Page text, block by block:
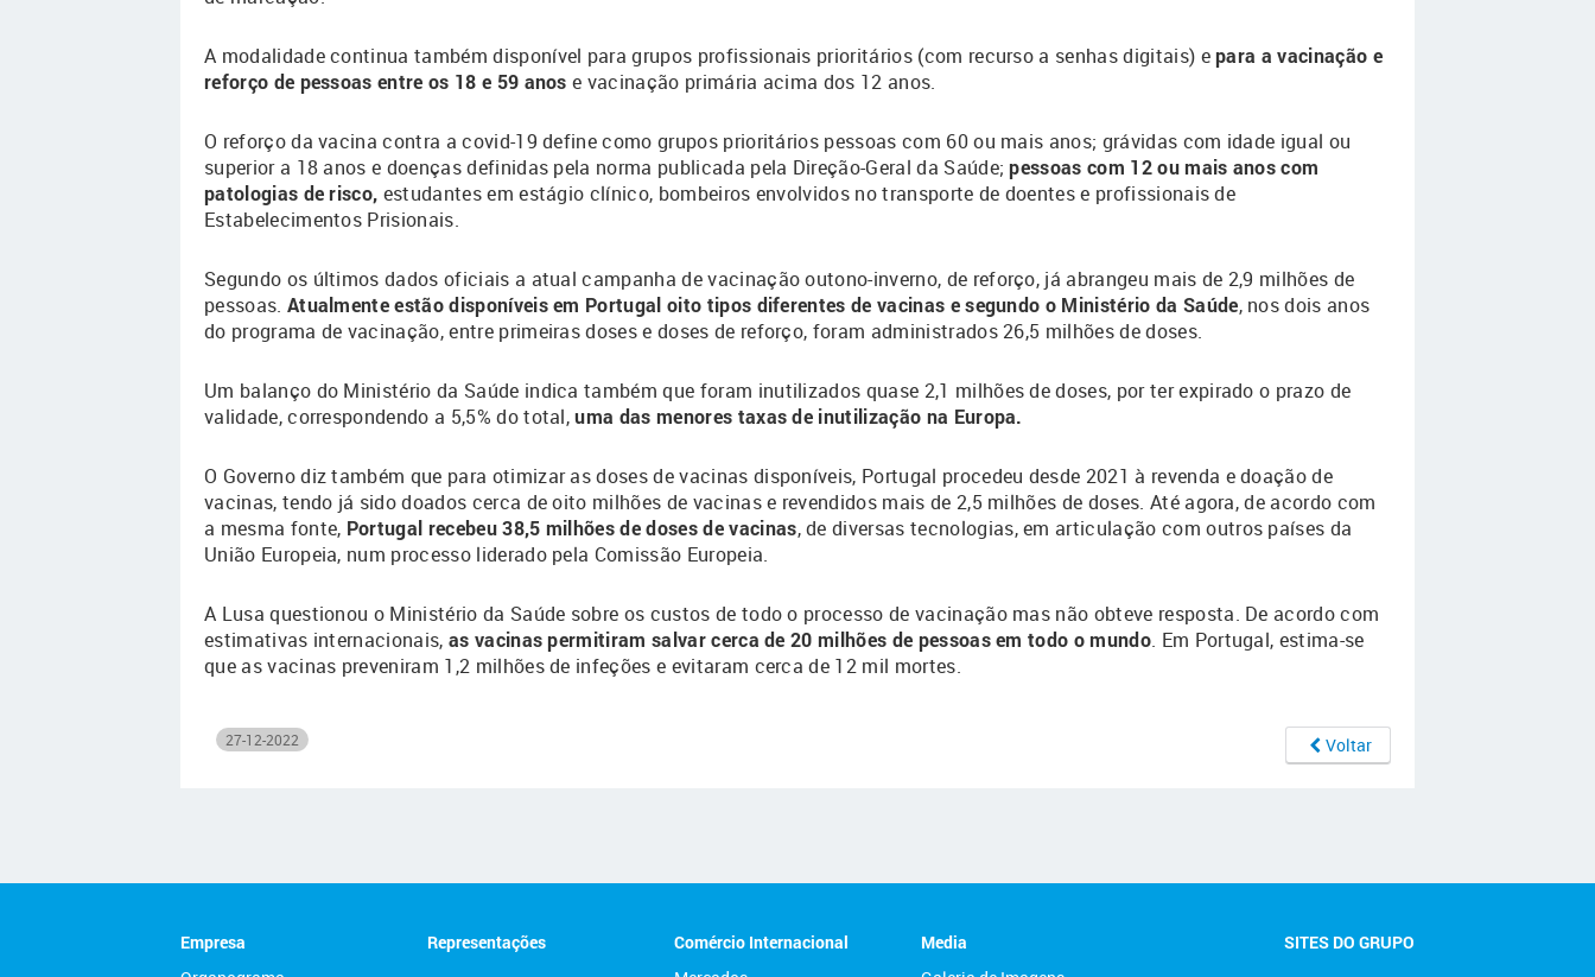
A modalidade continua também disponível para grupos profissionais prioritários (com recurso a senhas digitais) epara a vacinação e
reforço de pessoas entre os 18 e 59 anos e vacinação primária acima dos 12 anos.
O reforço da vacina contra a covid-19 define como grupos prioritários pessoas com 60 ou mais anos; grávidas com idade igual ou
superior a 18 anos e doenças definidas pela norma publicada pela Direção-Geral da Saúde;pessoas com 12 ou mais anos com
patologias de risco, estudantes em estágio clínico, bombeiros envolvidos no transporte de doentes e profissionais de
Estabelecimentos Prisionais.
Segundo os últimos dados oficiais a atual campanha de vacinação outono-inverno, de reforço, já abrangeu mais de 2,9 milhões de
pessoas. Atualmente estão disponíveis em Portugal oito tipos diferentes de vacinas e segundo o Ministério da Saúde, nos dois anos
do programa de vacinação, entre primeiras doses e doses de reforço, foram administrados 26,5 milhões de doses.
Um balanço do Ministério da Saúde indica também que foram inutilizados quase 2,1 milhões de doses, por ter expirado o prazo de
validade, correspondendo a 5,5% do total,uma das menores taxas de inutilização na Europa.
O Governo diz também que para otimizar as doses de vacinas disponíveis, Portugal procedeu desde 2021 à revenda e doação de
vacinas, tendo já sido doados cerca de oito milhões de vacinas e revendidos mais de 2,5 milhões de doses. Até agora, de acordo com
a mesma fonte, Portugal recebeu 38,5 milhões de doses de vacinas, de diversas tecnologias, em articulação com outros países da
União Europeia, num processo liderado pela Comissão Europeia.
A Lusa questionou o Ministério da Saúde sobre os custos de todo o processo de vacinação mas não obteve resposta. De acordo com
estimativas internacionais, as vacinas permitiram salvar cerca de 20 milhões de pessoas em todo o mundo. Em Portugal, estima-se
que as vacinas preveniram 1,2 milhões de infeções e evitaram cerca de 12 mil mortes.
27-12-2022 Voltar
Empresa
Representações
Comércio Internacional
Media
SITES DO GRUPO